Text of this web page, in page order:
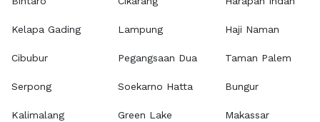
Kelapa Gading
Cibubur
Serpong
Kalimalang
Lampung
Pegangsaan Dua
Soekarno Hatta
Green Lake
Haji Naman
Taman Palem
Bungur
Makassar